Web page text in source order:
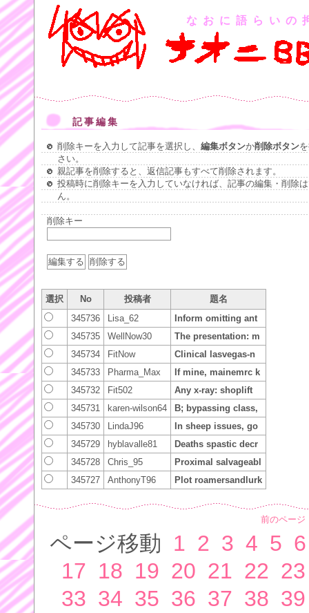
なおに語らいの
記事編集
削除キーを入力して記事を選択し、 編集ボタンか削除ボタン
さい。
親記事を削除すると、返信記事もすべて削除されます。
投稿時に削除キーを入力していなければ、記事の編集・削除
ん。
削除キー
選択 No 投稿者
題名
345736
Lisa_62
Inform omitting ant
345735
WellNow30
The presentation: m
345734
FitNow
Clinical lasvegas-n
345733
Pharma_Max
If mine, mainemrc k
345732
Fit502
Any x-ray: shoplift
345731
karen-wilson64
B; bypassing class,
345730
LindaJ96
In sheep issues, go
345729
hyblavalle81
Deaths spastic decr
345728
Chris_95
Proximal salvageabl
345727
AnthonyT96 Plot roamersandlurk
前のページ
ページ移動 1 2 3 4 5 6
17 18 19 20 21 22 23
33 34 35 36 37 38 39